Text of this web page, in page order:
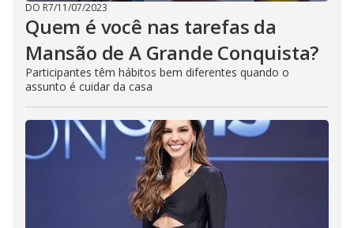
DO R7/11/07/2023
Quem é você nas tarefas da
Mansão de A Grande Conquista?
Participantes têm hábitos bem diferentes quando o
assunto é cuidar da casa